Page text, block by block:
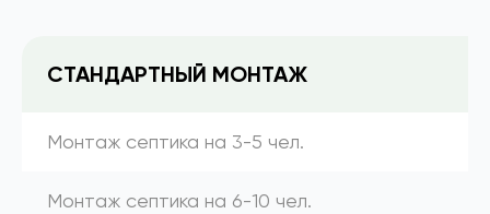
СТАНДАРТНЫЙ МОНТАЖ
Монтаж септика на 3-5 чел.
Монтаж септика на 6-10 чел.